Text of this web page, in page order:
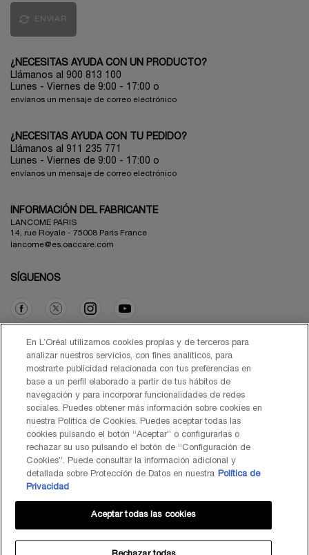
ENVIAR
¿NECESITAS AYUDA CON UN PRODUCTO?
Llámanos al 900 813 100
Lunes - Viernes de 9:00 - 17:00 o
envíanos un mensaje de correo electrónico
¿NECESITAS AYUDA CON TU PEDIDO?
Llámanos al 911 235 771
Lunes - Viernes de 9:00 - 17:00 o
envíanos un mensaje de correo electrónico
INFORMACIÓN DEL FABRICANTE
LANCOME PARIS
14, rue Royale - 75008 Paris France
lancome@es.oaccare.com
SÍGUENOS
Opción de compra
€ - ES (ES)
© Lancôme 2026
Black Friday
En L’Oréal utilizamos cookies propias y de terceros para
analizar nuestros servicios, con fines analíticos, para
mostrarte publicidad relacionada con tus preferencias en
base a un perfil elaborado a partir de tus hábitos de
navegación y para incorporar funcionalidades de redes
sociales. Puedes obtener más información sobre cookies en
nuestra Política de Cookies. Puedes aceptar todas las
cookies pulsando el botón “Aceptar” o configurarlas o
rechazar su uso pulsando el botón de “Configuración de
Cookies”. Puede consultar la información adicional y
detallada sobre Protección de Datos en nuestra Política de
Privacidad
Aceptar todas las cookies